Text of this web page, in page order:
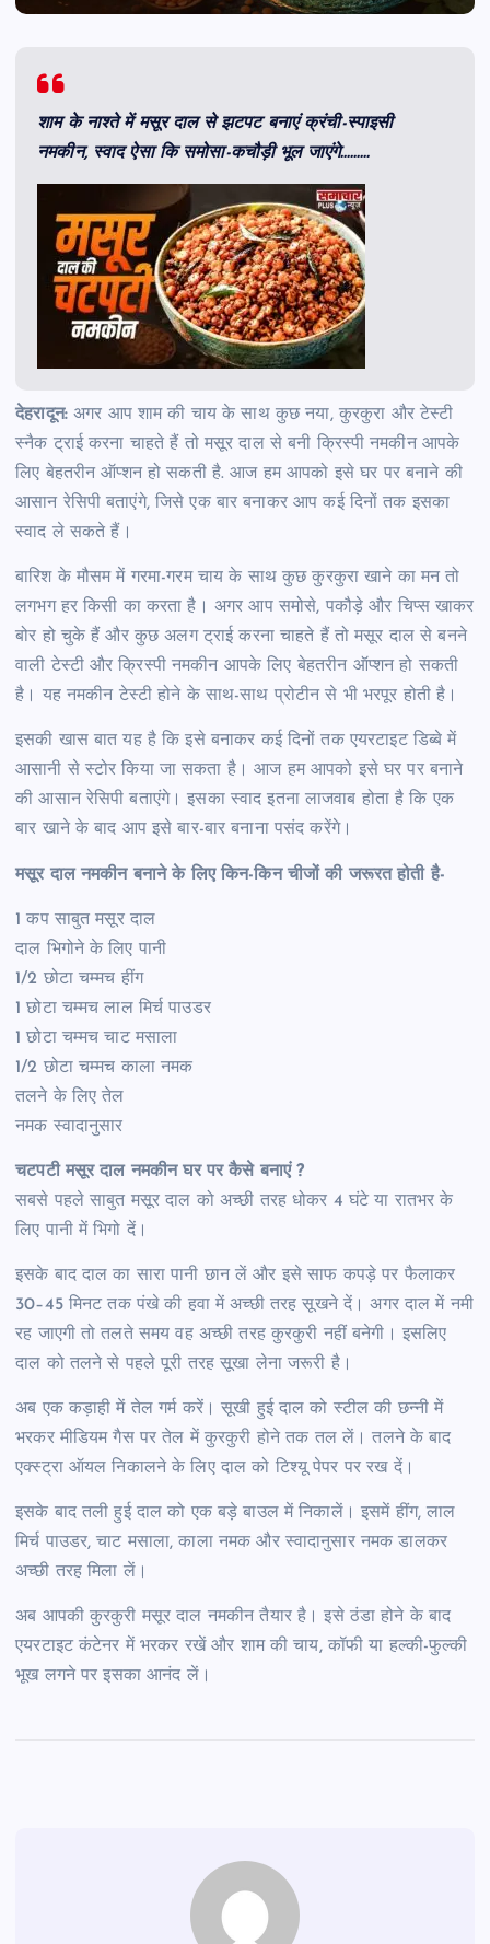
शाम के नाश्ते में मसूर दाल से झटपट बनाएं क्रंची-स्पाइसी
नमकीन, स्वाद ऐसा कि समोसा-कचौड़ी भूल जाएंगे………
देहरादून:अगर आप शाम की चाय के साथ कुछ नया, कुरकुरा और टेस्टी
स्नैक ट्राई करना चाहते हैं तो मसूर दाल से बनी क्रिस्पी नमकीन आपके
लिए बेहतरीन ऑप्शन हो सकती है. आज हम आपको इसे घर पर बनाने की
आसान रेसिपी बताएंगे, जिसे एक बार बनाकर आप कई दिनों तक इसका
स्वाद ले सकते हैं।
बारिश के मौसम में गरमा-गरम चाय के साथ कुछ कुरकुरा खाने का मन तो
लगभग हर किसी का करता है। अगर आप समोसे, पकौड़े और चिप्स खाकर
बोर हो चुके हैं और कुछ अलग ट्राई करना चाहते हैं तो मसूर दाल से बनने
वाली टेस्टी और क्रिस्पी नमकीन आपके लिए बेहतरीन ऑप्शन हो सकती
है। यह नमकीन टेस्टी होने के साथ-साथ प्रोटीन से भी भरपूर होती है।
इसकी खास बात यह है कि इसे बनाकर कई दिनों तक एयरटाइट डिब्बे में
आसानी से स्टोर किया जा सकता है। आज हम आपको इसे घर पर बनाने
की आसान रेसिपी बताएंगे। इसका स्वाद इतना लाजवाब होता है कि एक
बार खाने के बाद आप इसे बार-बार बनाना पसंद करेंगे।
मसूर दाल नमकीन बनाने के लिए किन-किन चीजों की जरूरत होती है-
1 कप साबुत मसूर दाल
दाल भिगोने के लिए पानी
1/2 छोटा चम्मच हींग
1 छोटा चम्मच लाल मिर्च पाउडर
1 छोटा चम्मच चाट मसाला
1/2 छोटा चम्मच काला नमक
तलने के लिए तेल
नमक स्वादानुसार
चटपटी मसूर दाल नमकीन घर पर कैसे बनाएं ?
सबसे पहले साबुत मसूर दाल को अच्छी तरह धोकर 4 घंटे या रातभर के
लिए पानी में भिगो दें।
इसके बाद दाल का सारा पानी छान लें और इसे साफ कपड़े पर फैलाकर
30–45 मिनट तक पंखे की हवा में अच्छी तरह सूखने दें। अगर दाल में नमी
रह जाएगी तो तलते समय वह अच्छी तरह कुरकुरी नहीं बनेगी। इसलिए
दाल को तलने से पहले पूरी तरह सूखा लेना जरूरी है।
अब एक कड़ाही में तेल गर्म करें। सूखी हुई दाल को स्टील की छन्नी में
भरकर मीडियम गैस पर तेल में कुरकुरी होने तक तल लें। तलने के बाद
एक्स्ट्रा ऑयल निकालने के लिए दाल को टिश्यू पेपर पर रख दें।
इसके बाद तली हुई दाल को एक बड़े बाउल में निकालें। इसमें हींग, लाल
मिर्च पाउडर, चाट मसाला, काला नमक और स्वादानुसार नमक डालकर
अच्छी तरह मिला लें।
अब आपकी कुरकुरी मसूर दाल नमकीन तैयार है। इसे ठंडा होने के बाद
एयरटाइट कंटेनर में भरकर रखें और शाम की चाय, कॉफी या हल्की-फुल्की
भूख लगने पर इसका आनंद लें।